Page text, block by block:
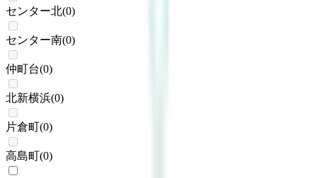
センター北(0)
センター南(0)
仲町台(0)
北新横浜(0)
片倉町(0)
高島町(0)